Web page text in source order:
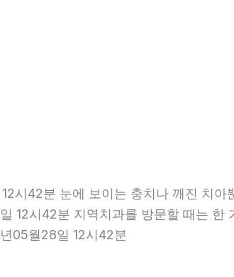
시42분 눈에 보이는 충치나 깨진 치아
12시42분 지역치과를 방문할 때는 한
05월28일 12시42분